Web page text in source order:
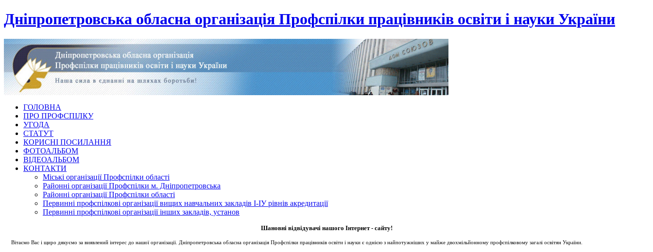
Дніпропетровська обласна організація Профспілки працівників освіти і науки України
ГОЛОВНА
ПРО ПРОФСПІЛКУ
УГОДА
СТАТУТ
КОРИСНІ ПОСИЛАННЯ
ФОТОАЛЬБОМ
ВІДЕОАЛЬБОМ
КОНТАКТИ
Міські організації Профспілки області
Районні організації Профспілки м. Дніпропетровська
Районні організації Профспілки області
Первинні профспілкові організації вищих навчальних закладів І-ІУ рівнів акредитації
Первинні профспілкові організації інших закладів, установ
Шановні відвідувачі нашого Інтернет - сайту!
Вітаємо Вас і щиро дякуємо за виявлений інтерес до нашої організації. Дніпропетровська обласна організація Профспілки працівників освіти і науки є однією з найпотужніших у майже двохмільйонному профспілковому загалі освітян України.